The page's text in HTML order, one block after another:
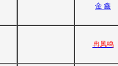
金 鑫
冉凤鸣